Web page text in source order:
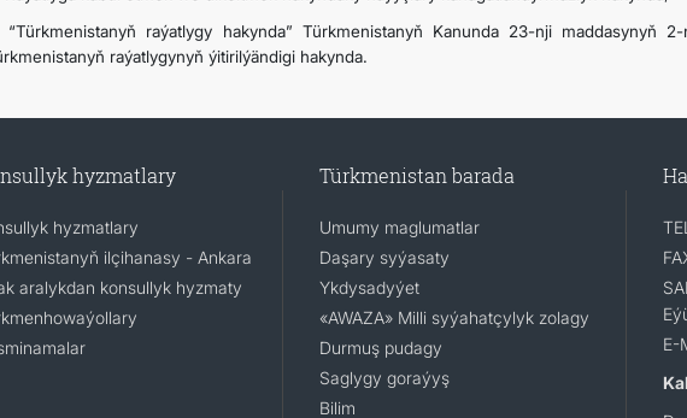
“Türkmenistanyň raýatlygy hakynda” Türkmenistanyň Kanunda 23-nji maddasynyň
raýatlygynyň ýitirilýändigi hakynda.
hyzmatlary
hyzmatlary
ilçihanasy - Ankara
aralykdan konsullyk hyzmaty
Türkmenistan barada
Umumy maglumatlar
Daşary syýasaty
Ykdysadyýet
«AWAZA» Milli syýahatçylyk zolagy
Durmuş pudagy
Saglygy goraýyş
Bilim
E-